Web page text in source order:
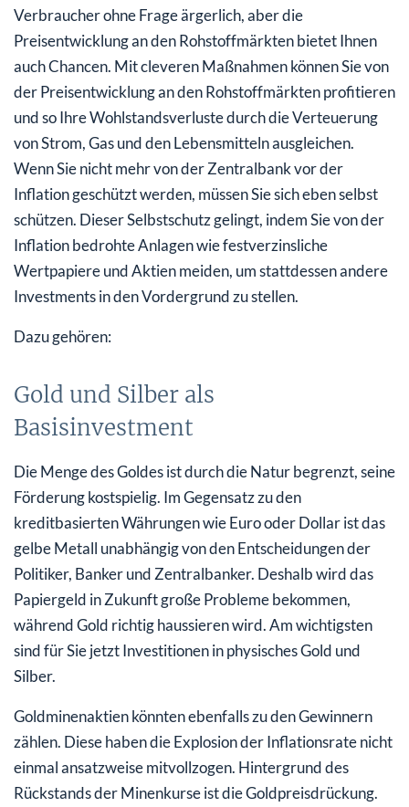
Verbraucher ohne Frage ärgerlich, aber die
Preisentwicklung an den Rohstoffmärkten bietet Ihnen
auch Chancen. Mit cleveren Maßnahmen können Sie von
der Preisentwicklung an den Rohstoffmärkten profitieren
und so Ihre Wohlstandsverluste durch die Verteuerung
von Strom, Gas und den Lebensmitteln ausgleichen.
Wenn Sie nicht mehr von der Zentralbank vor der
Inflation geschützt werden, müssen Sie sich eben selbst
schützen. Dieser Selbstschutz gelingt, indem Sie von der
Inflation bedrohte Anlagen wie festverzinsliche
Wertpapiere und Aktien meiden, um stattdessen andere
Investments in den Vordergrund zu stellen.
Dazu gehören:
Gold und Silber als
Basisinvestment
Die Menge des Goldes ist durch die Natur begrenzt, seine
Förderung kostspielig. Im Gegensatz zu den
kreditbasierten Währungen wie Euro oder Dollar ist das
gelbe Metall unabhängig von den Entscheidungen der
Politiker, Banker und Zentralbanker. Deshalb wird das
Papiergeld in Zukunft große Probleme bekommen,
während Gold richtig haussieren wird. Am wichtigsten
sind für Sie jetzt Investitionen in physisches Gold und
Silber.
Goldminenaktien könnten ebenfalls zu den Gewinnern
zählen. Diese haben die Explosion der Inflationsrate nicht
einmal ansatzweise mitvollzogen. Hintergrund des
Rückstands der Minenkurse ist die Goldpreisdrückung.